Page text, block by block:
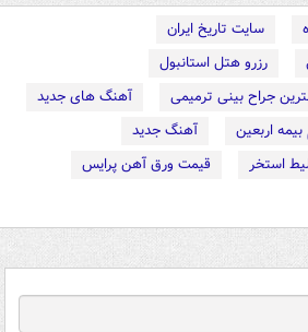
سایت تاریخ ایران
رزرو هتل استانبول
جراح بینی ترمیمی
آهنگ های جدید
اربعین
آهنگ جدید
استخر
قیمت ورق آهن پرایس